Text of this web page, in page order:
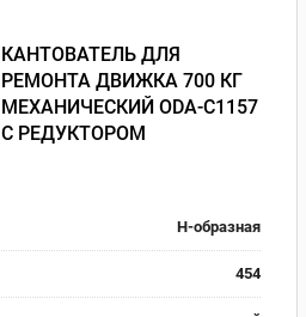
КАНТОВАТЕЛЬ ДЛЯ
РЕМОНТА ДВИЖКА 700 КГ
МЕХАНИЧЕСКИЙ ODA-С1157
С РЕДУКТОРОМ
Н-образная
454